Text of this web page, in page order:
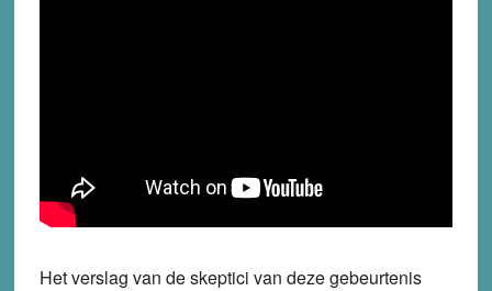
Het verslag van de skeptici van deze gebeurtenis